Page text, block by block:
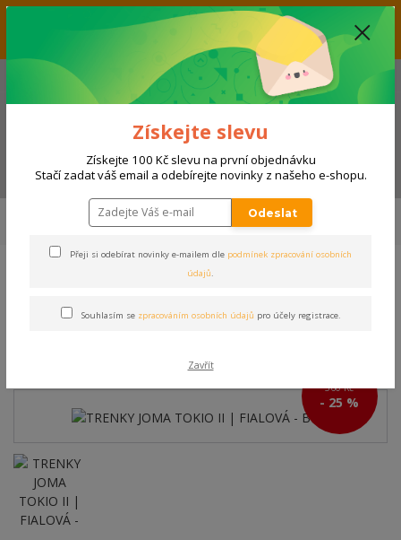
Vážení zákazníci, aktuálně nabízíme slevu až 33% na produkty
umístěné v kategorii VÝPRODEJ. Přejeme příjemný nákup! Váš tým E-
SHOPSPORT.CZ
Menu
+420 728 118 114 (Po-Ne, 9-20 hod.)
VÝPRODEJ!!! FOTBAL, FUTSAL Zápasové vybavení
TRENKY JOMA TOKIO II | FIALOVÁ - BÍLÁ
FIALOVÁ - BÍLÁ
360 Kč
- 25 %
Získejte slevu
Získejte 100 Kč slevu na první objednávku
Stačí zadat váš email a odebírejte novinky z našeho e-shopu.
Odeslat
Přeji si odebírat novinky e-mailem dle podmínek zpracování osobních
údajů.
Souhlasím se zpracováním osobních údajů pro účely registrace.
Zavřít